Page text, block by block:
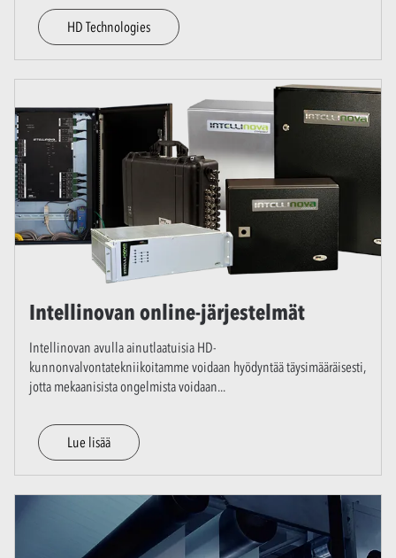
HD Technologies
Intellinovan online-järjestelmät
Intellinovan avulla ainutlaatuisia HD-
kunnonvalvontatekniikoitamme voidaan hyödyntää täysimääräisesti,
jotta mekaanisista ongelmista voidaan...
Lue lisää